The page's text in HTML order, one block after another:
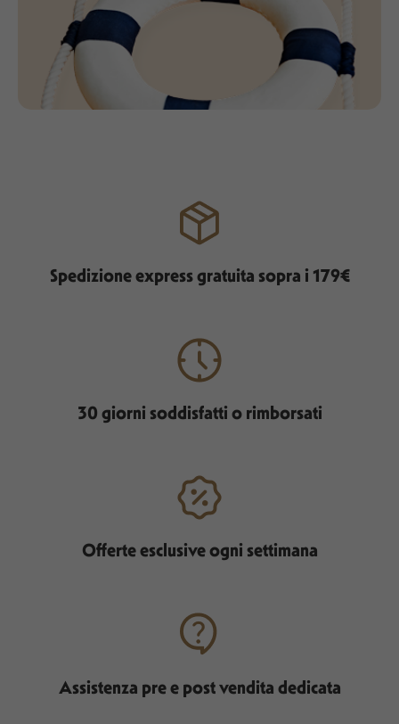
Spedizione express gratuita sopra i 179€
30 giorni soddisfatti o rimborsati
Offerte esclusive ogni settimana
Assistenza pre e post vendita dedicata